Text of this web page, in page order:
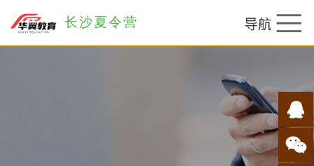
长沙夏令营